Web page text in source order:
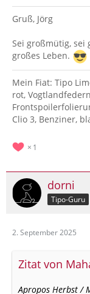
Gruß, Jörg
Sei großmütig, sei
großes Leben.
Mein Fiat: Tipo
rot,
Clio 3, Benziner,
1
dorni
Tipo-Guru
2. September 2025
Zitat von
Apropos Herbst /